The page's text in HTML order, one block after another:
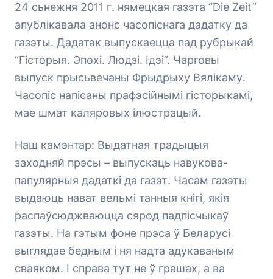
24 сьнежня 2011 г. нямецкая газэта “Die Zeit”
апублікавала анонс часопіснага дадатку да
газэты. Дадатак выпускаецца пад рубрыкай
“Гісторыя. Эпохі. Людзі. Ідэі”. Чарговы
выпуск прысьвечаны Фрыдрыху Вялікаму.
Часопіс напісаны прафэсійнымі гісторыкамі,
мае шмат каляровых ілюстрацый.
Наш камэнтар: Выдатная традыцыя
заходняй прэсы – выпускаць навукова-
папулярныя дадаткі да газэт. Часам газэты
выдаюць нават вельмі танныя кнігі, якія
распаўсюджваюцца сярод падпісчыкаў
газэты. На гэтым фоне прэса ў Беларусі
выглядае бедным і ня надта адукаваным
сваяком. І справа тут не ў грашах, а ва